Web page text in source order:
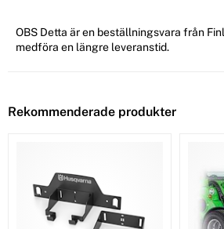
OBS Detta är en beställningsvara från
medföra en längre leveranstid.
Rekommenderade produkter